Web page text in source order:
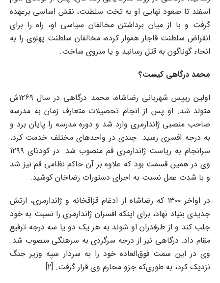
اسفند تا صعود نهایی او به تخت سلطنت، نقش اساسی برعهده
گرفت و با از میان برداشتن مخالفان سیاسی او، راه را برای
انقراض سلطنت قاجار هموار کرده، مخالفان سلطنت پهلوی را به
انحاء گوناگون به قتل رسانید و یا منزوی ساخت.
محمد درگاهی کیست؟
اولین رییس شهربانی رضاشاه، محمد درگاهی در سال ۱۲۶۹ش
متولد شد. او پس از انجام تحصیلات متعارف زمان به مدرسه
صاحب منصبی ژاندارمری وارد شد و دوره مدرسه را پایان برد و
به درجه افسری رسید. چندی در واحدهای مختلف خدمت کرد،
سرانجام به ریاست ژاندارمری قم منصوب شد. در کودتای ۱۲۹۹
وی در همین قسمت بود که علاوه بر آن حاکم نظامی‌ قم نیز شد
و با شدت عمل نسبت به اجرای دستورات رضاخان کوشید.
در اواخر ۱۳۰۰ که رضاشاه از ادغام قزاقخانه و ژاندارمری، ارتش
جدیدی بنیاد نهاد، برای اینکه افسران ژاندارمری را نسبت به خود
جلب کند و از طرفدران او شوند به هر یک دو یا سه درجه ترفیع
مقام داد. درگاهی نیز از درجه سرگردی به سرهنگی منصوب شد.
وی در این سمت فوق‌العاده خود را به سردار سپه وزیر جنگ
نزدیک کرد، به طوری‌که جزو محارم وی قرار گرفت. [2]